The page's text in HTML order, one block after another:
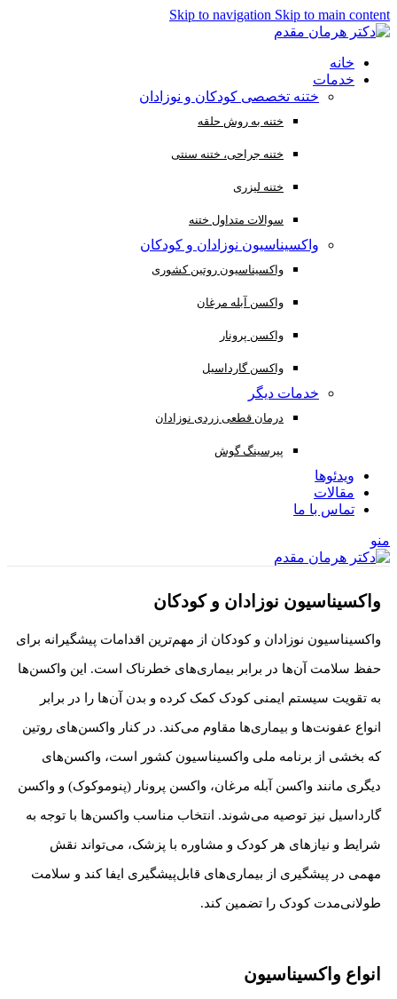
Skip to navigation Skip to main content
خانه
خدمات
ختنه تخصصی کودکان و نوزادان
ختنه به روش حلقه
ختنه جراحی، ختنه سنتی
ختنه لیزری
سوالات متداول ختنه
واکسیناسیون نوزادان و کودکان
واکسیناسیون روتین کشوری
واکسن آبله مرغان
واکسن پرونار
واکسن گارداسیل
خدمات دیگر
درمان قطعی زردی نوزادان
پیرسینگ گوش
ویدئوها
مقالات
تماس با ما
منو
واکسیناسیون نوزادان و کودکان
واکسیناسیون نوزادان و کودکان از مهم‌ترین اقدامات پیشگیرانه برای
حفظ سلامت آن‌ها در برابر بیماری‌های خطرناک است. این واکسن‌ها
به تقویت سیستم ایمنی کودک کمک کرده و بدن آن‌ها را در برابر
انواع عفونت‌ها و بیماری‌ها مقاوم می‌کند. در کنار واکسن‌های روتین
که بخشی از برنامه ملی واکسیناسیون کشور است، واکسن‌های
دیگری مانند واکسن آبله مرغان، واکسن پرونار (پنوموکوک) و واکسن
گارداسیل نیز توصیه می‌شوند. انتخاب مناسب واکسن‌ها با توجه به
شرایط و نیازهای هر کودک و مشاوره با پزشک، می‌تواند نقش
مهمی در پیشگیری از بیماری‌های قابل‌پیشگیری ایفا کند و سلامت
طولانی‌مدت کودک را تضمین کند.
انواع واکسیناسیون